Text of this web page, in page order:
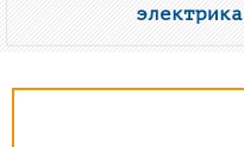
электрика